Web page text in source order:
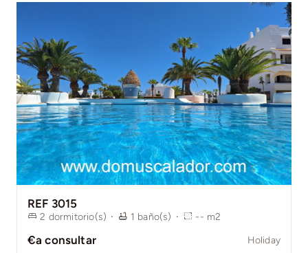
REF 3015
2 dormitorio(s) · 1 baño(s) · -- m2
€a consultar Holiday